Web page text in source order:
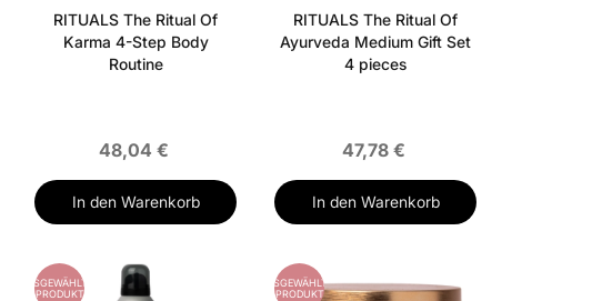
RITUALS The Ritual Of
Karma 4-Step Body
Routine
48,04 €
In den Warenkorb
RITUALS The Ritual Of
Ayurveda Medium Gift Set
4 pieces
47,78 €
In den Warenkorb
AUSGEWÄHLTES
PRODUKT
AUSGEWÄHLTES
PRODUKT